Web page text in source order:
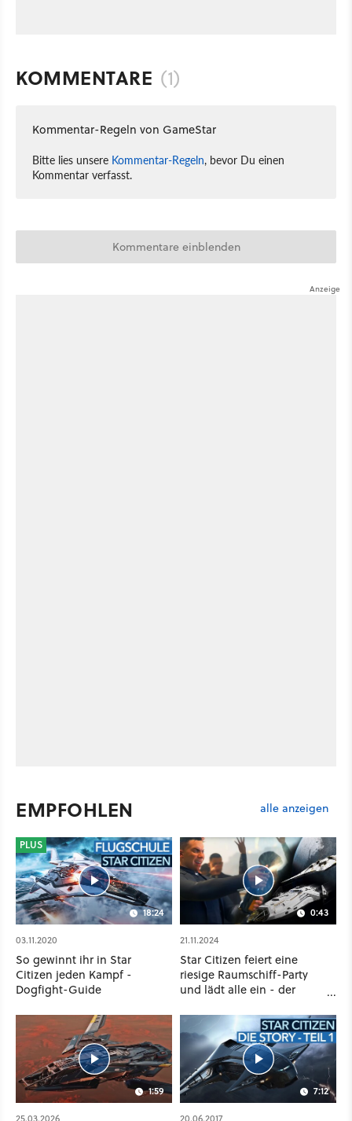
KOMMENTARE (1)
Kommentar-Regeln von GameStar
Bitte lies unsere Kommentar-Regeln, bevor Du einen
Kommentar verfasst.
Kommentare einblenden
EMPFOHLEN alle anzeigen
18:24
PLUS
03.11.2020
So gewinnt ihr in Star
Citizen jeden Kampf -
Dogfight-Guide
0:43
21.11.2024
Star Citizen feiert eine
riesige Raumschiff-Party
und lädt alle ein - der
1:59
25.03.2026
7:12
20.06.2017